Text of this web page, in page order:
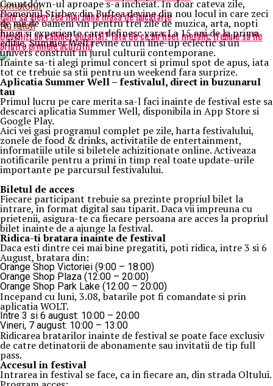
Urmatorul
Cum sa alegi cea mai buna masa de bucatarie
Nu ratati
Deschizi un cabinet notarial? Iata de ce un fiset metalic trebuie sa fie
printre primele achizitii!
Countdown-ul aproape s-a incheiat. In doar cateva zile,
Domeniul Stirbey din Buftea devine din nou locul in care zeci
de mii de oameni vin pentru trei zile de muzica, arta, nopti
lungi si experiente care definesc vara. La 15 ani de la prima
editie, Summer Well revine cu un line-up eclectic si un
univers construit in jurul culturii contemporane.
Inainte sa-ti alegi primul concert si primul spot de apus, iata
tot ce trebuie sa stii pentru un weekend fara surprize.
Aplicatia Summer Well– festivalul, direct in buzunarul
tau
Primul lucru pe care merita sa-l faci inainte de festival este sa
descarci aplicatia Summer Well, disponibila in App Store si
Google Play.
Aici vei gasi programul complet pe zile, harta festivalului,
zonele de food & drinks, activitatile de entertainment,
informatiile utile si biletele achizitionate online. Activeaza
notificarile pentru a primi in timp real toate update-urile
importante pe parcursul festivalului.
Biletul de acces
Fiecare participant trebuie sa prezinte propriul bilet la
intrare, in format digital sau tiparit. Daca vii impreuna cu
prietenii, asigura-te ca fiecare persoana are acces la propriul
bilet inainte de a ajunge la festival.
Ridica-ti bratarainainte de festival
Daca esti dintre cei mai bine pregatiti, poti ridica, intre 3 si 6
August, bratara din:
Orange Shop Victoriei (9:00 – 18:00)
Orange Shop Plaza (12:00 – 20:00)
Orange Shop Park Lake (12:00 – 20:00)
Incepand cu luni, 3.08, batarile pot fi comandate si prin
aplicatia WOLT.
Intre 3 si 6 august: 10:00 – 20:00
Vineri, 7 august: 10:00 – 13:00
Ridicarea bratarilor inainte de festival se poate face exclusiv
de catre detinatorii de abonamente sau invitatii de tip full
pass.
Accesul in festival
Intrarea in festival se face, ca in fiecare an, din strada Oltului.